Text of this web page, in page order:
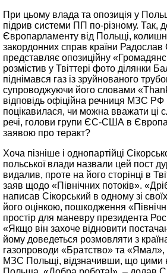
При цьому влада та опозиція у
підрив системи ПП по-різному. Так,
Європарламенту від Польщі,
закордонних справ країни Радослав
представляє опозиційну
розмістив у Твіттері фото ділянки
піднімався газ із зруйнованого
супроводжуючи його словами
відповідь офіційна речниця МЗС
поцікавилася, чи можна вважати ці
речі, голови групи ЄС-США в
заявою про теракт?
Хоча пізніше і однопартійці
польської влади назвали цей пост
видалив, проте на його сторінці в
заяв щодо «Північних потоків».
написав Сікорський в одному зі
його оцінкою, пошкодження
простір для маневру президента
«Якщо він захоче відновити
йому доведеться розмовляти з
газопроводи «Братство» та «Ямал»,
МЗС Польщі, відзначивши, що цими